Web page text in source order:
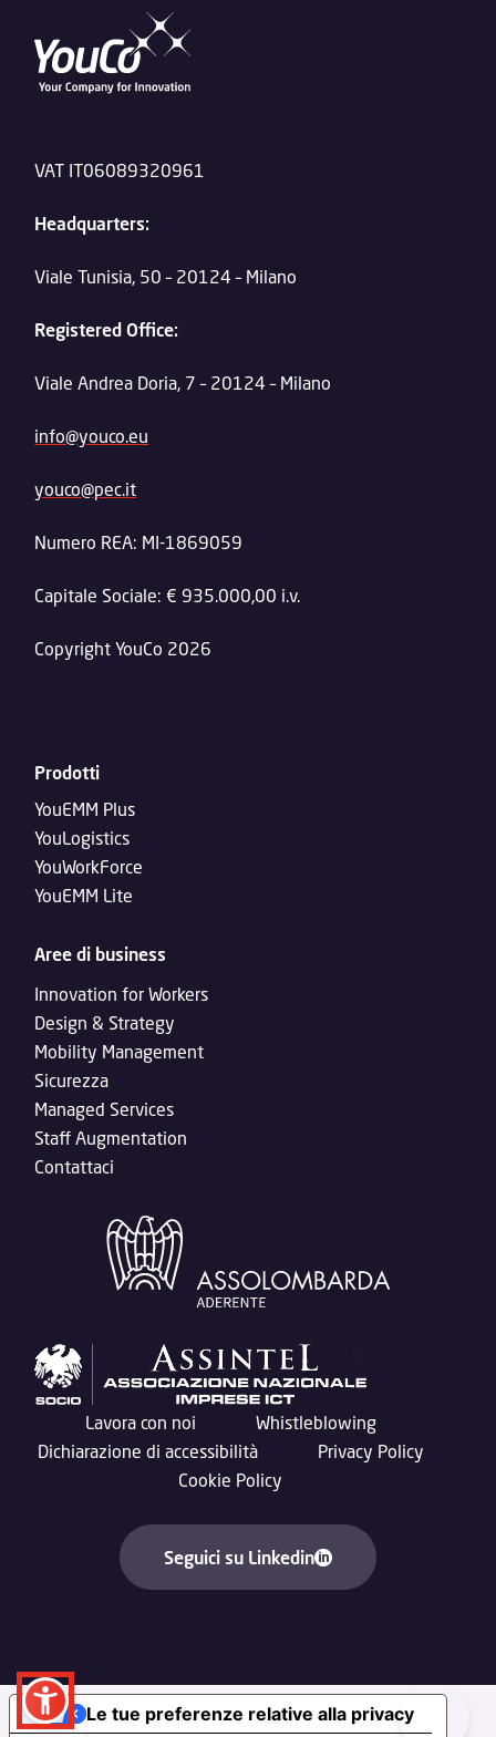
VAT IT06089320961
Headquarters:
Viale Tunisia, 50 – 20124 – Milano
Registered Office:
Viale Andrea Doria, 7 – 20124 – Milano
info@youco.eu
youco@pec.it
Numero REA: MI-1869059
Capitale Sociale: € 935.000,00 i.v.
Copyright YouCo 2026
Prodotti
YouEMM Plus
YouLogistics
YouWorkForce
YouEMM Lite
Aree di business
Innovation for Workers
Design & Strategy
Mobility Management
Sicurezza
Managed Services
Staff Augmentation
Contattaci
Lavora con noi
Whistleblowing
Dichiarazione di accessibilità
Privacy Policy
Cookie Policy
Seguici su Linkedin
Le tue preferenze relative alla privacy